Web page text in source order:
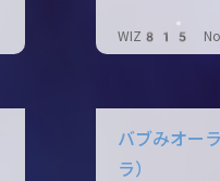
WIZ815
バブみオー
ラ）